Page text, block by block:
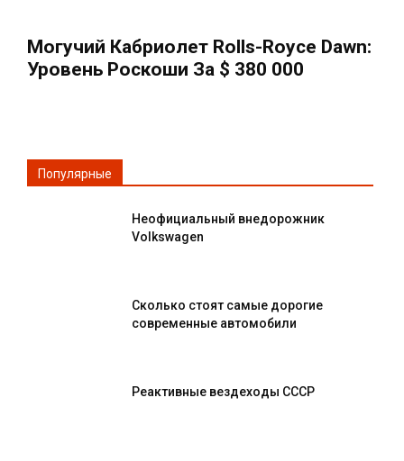
Могучий Кабриолет Rolls-Royce Dawn:
Уровень Роскоши За $ 380 000
Популярные
Неофициальный внедорожник
Volkswagen
Сколько стоят самые дорогие
современные автомобили
Реактивные вездеходы СССР